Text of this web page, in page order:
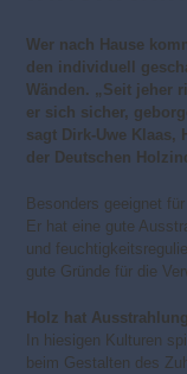
Wer nach Hause
den individuell
Wänden. „Seit jeher
er sich sicher,
sagt Dirk-Uwe Klaas,
der Deutschen
Besonders geeignet
Er hat eine gute
und
gute Gründe für die
Holz hat Ausstrahlung
In hiesigen Kulturen
beim Gestalten des